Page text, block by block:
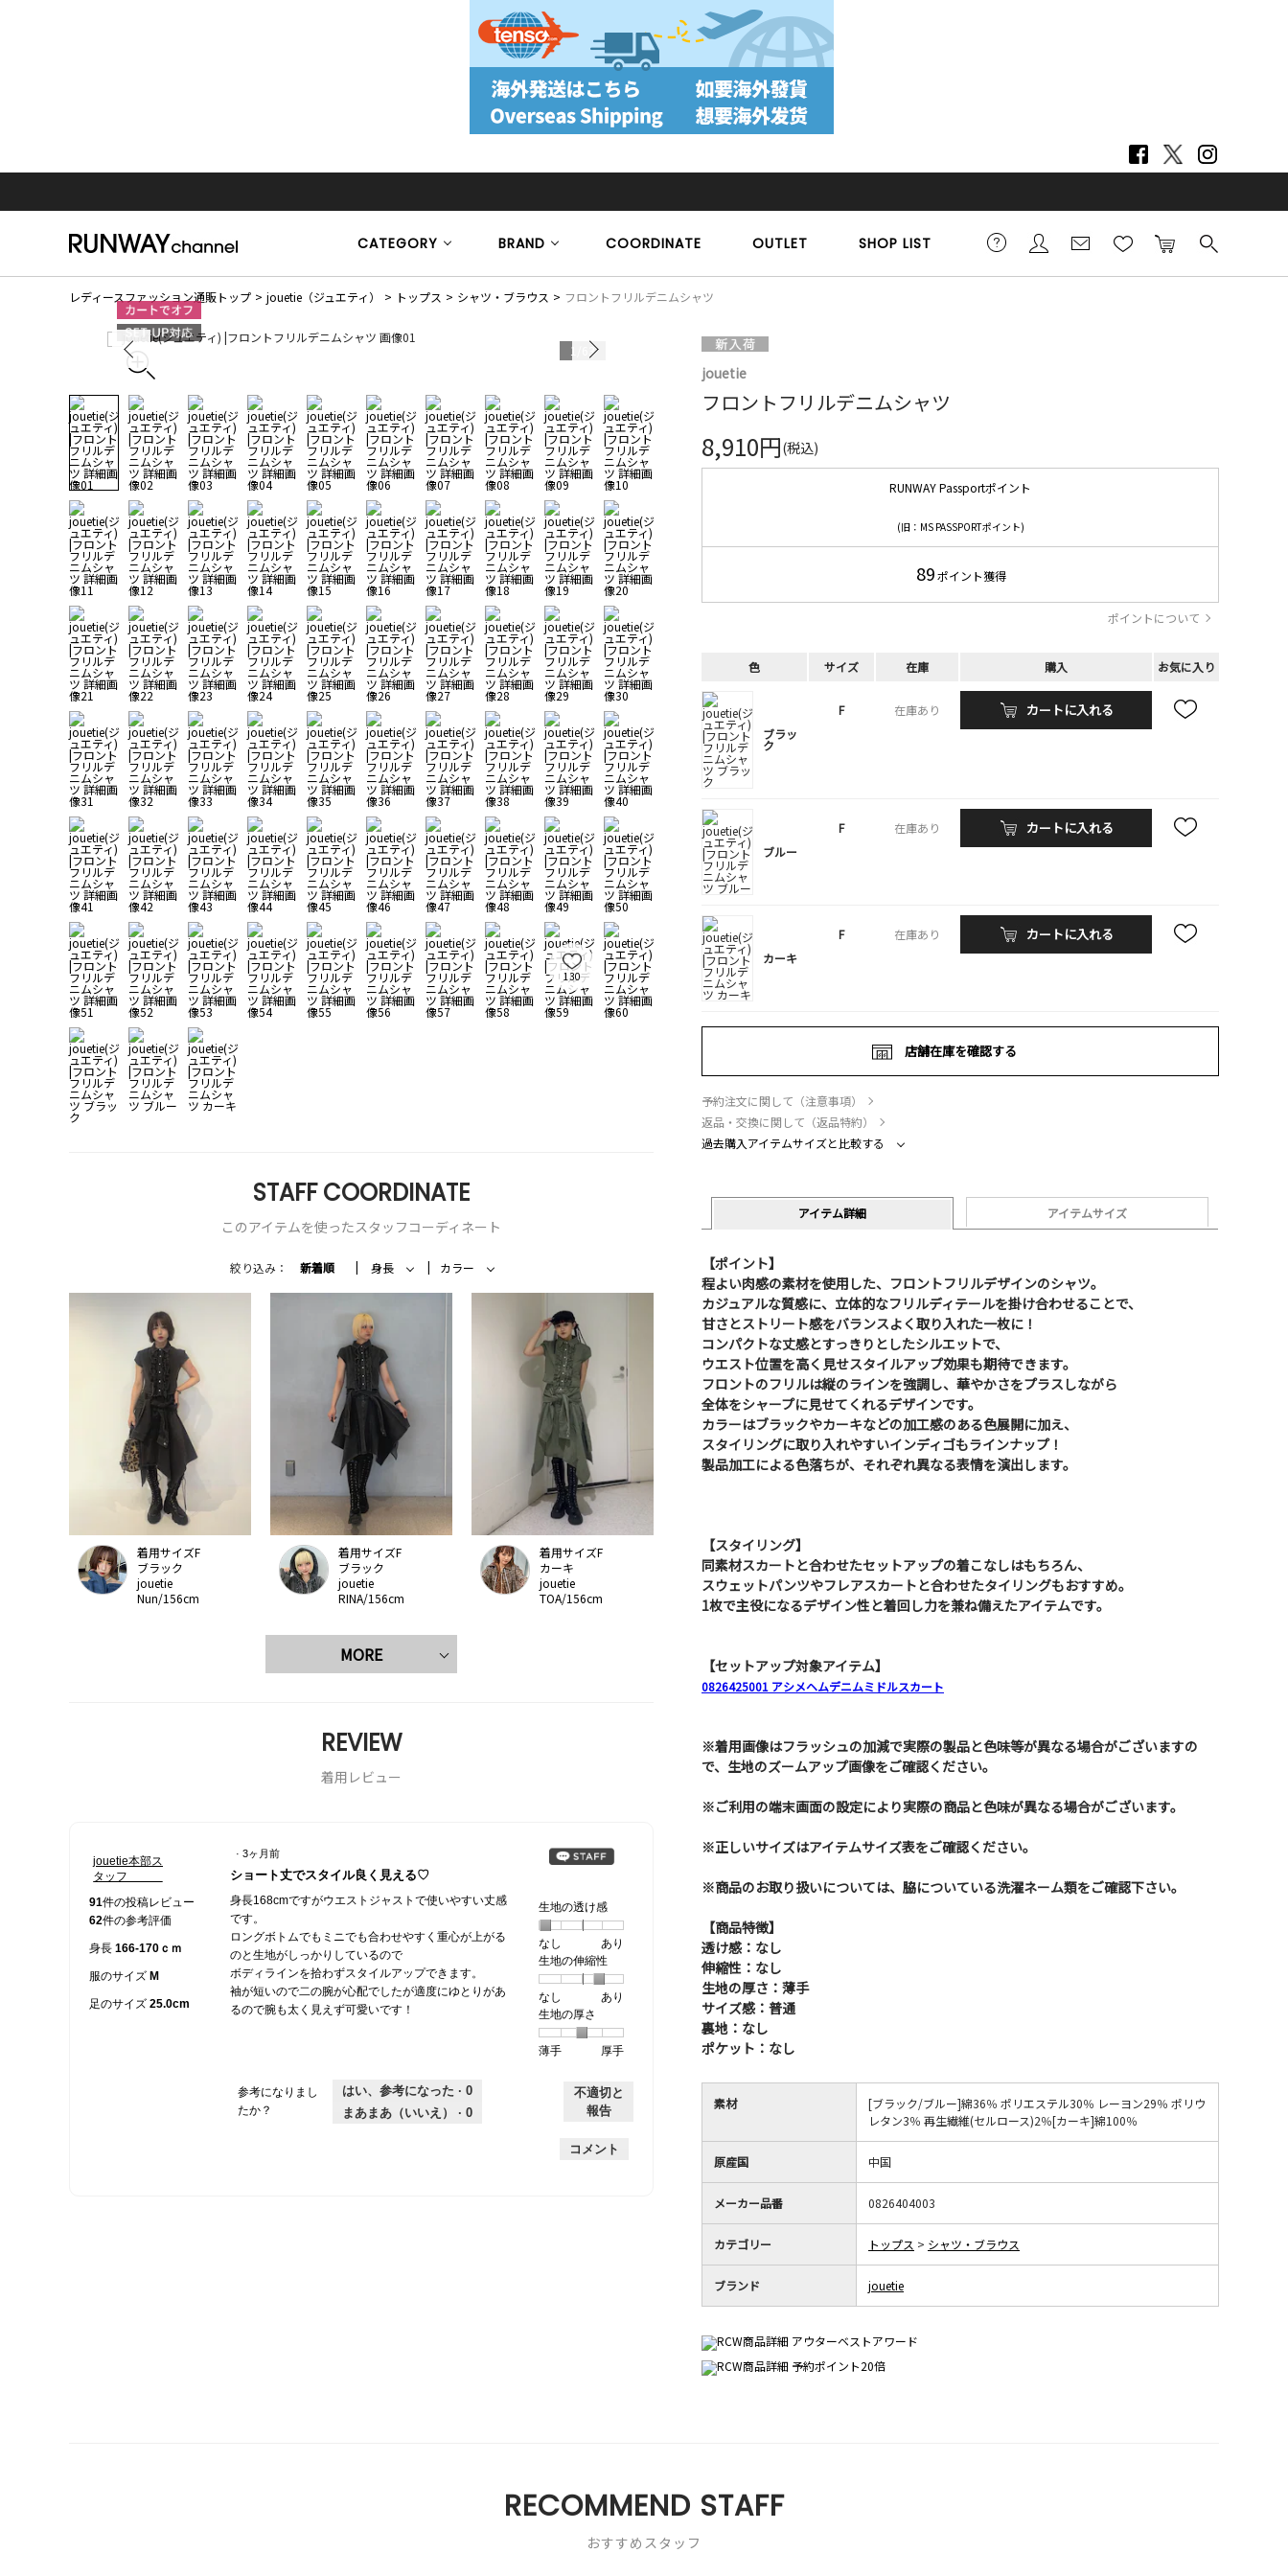
CATEGORY BRAND COORDINATE OUTLET SHOP LIST
レディースファッション通販トップ jouetie（ジュエティ） トップス シャツ・ブラウス フロントフリルデニムシャツ
130
1 63
STAFF COORDINATE
このアイテムを使ったスタッフコーディネート
絞り込み： 新着順 身長 カラー
着用サイズF
ブラック
jouetie
Nun/156cm
着用サイズF
ブラック
jouetie
RINA/156cm
着用サイズF
カーキ
jouetie
TOA/156cm
MORE
REVIEW
着用レビュー
jouetie本部ス
タッフ
91件の投稿レビュー
62件の参考評価
身長 166-170ｃｍ
服のサイズ M
足のサイズ 25.0cm
5
／
5
個
で
す。
· 3ヶ月前
ショート丈でスタイル良く見える♡
身長168cmですがウエストジャストで使いやすい丈感
です。
ロングボトムでもミニでも合わせやすく重心が上がる
のと生地がしっかりしているので
ボディラインを拾わずスタイルアップできます。
袖が短いので二の腕が心配でしたが適度にゆとりがあ
るので腕も太く見えず可愛いです！
生地の透け感
なし
1
個
な
し
あり
の
評
は
あ
地
の
け
感,
的
な
価
生地の伸縮性
なし
1
個
し
あり
の
評
あ
り
地
の
性,
平
的
生地の厚さ
薄手
個
は
手
厚手
評
価
厚
の
厚
平
参考になりまし
たか？
はい、参考になった · 0
まあまあ（いいえ） · 0
不適切と
報告
コメント
jouetie
フロントフリルデニムシャツ
8,910円(税込)
RUNWAY Passportポイント
(旧：MS PASSPORTポイント)
89ポイント獲得
ポイントについて
色 サイズ 在庫 購入 お気に入り
ブラッ
ク
F 在庫あり カートに入れる
ブルー
F 在庫あり カートに入れる
カーキ
F 在庫あり カートに入れる
店舗在庫を確認する
予約注文に関して（注意事項）
返品・交換に関して（返品特約）
過去購入アイテムサイズと比較する
アイテム詳細 アイテムサイズ
【ポイント】
程よい肉感の素材を使用した、フロントフリルデザインのシャツ。
カジュアルな質感に、立体的なフリルディテールを掛け合わせることで、
甘さとストリート感をバランスよく取り入れた一枚に！
コンパクトな丈感とすっきりとしたシルエットで、
ウエスト位置を高く見せスタイルアップ効果も期待できます。
フロントのフリルは縦のラインを強調し、華やかさをプラスしながら
全体をシャープに見せてくれるデザインです。
カラーはブラックやカーキなどの加工感のある色展開に加え、
スタイリングに取り入れやすいインディゴもラインナップ！
製品加工による色落ちが、それぞれ異なる表情を演出します。
【スタイリング】
同素材スカートと合わせたセットアップの着こなしはもちろん、
スウェットパンツやフレアスカートと合わせたタイリングもおすすめ。
1枚で主役になるデザイン性と着回し力を兼ね備えたアイテムです。
【セットアップ対象アイテム】
0826425001 アシメヘムデニムミドルスカート
※着用画像はフラッシュの加減で実際の製品と色味等が異なる場合がございますの
で、生地のズームアップ画像をご確認ください。
※ご利用の端末画面の設定により実際の商品と色味が異なる場合がございます。
※正しいサイズはアイテムサイズ表をご確認ください。
※商品のお取り扱いについては、脇についている洗濯ネーム類をご確認下さい。
【商品特徴】
透け感：なし
伸縮性：なし
生地の厚さ：薄手
サイズ感：普通
裏地：なし
ポケット：なし
素材
[ブラック/ブルー]綿36％ ポリエステル30％ レーヨン29％ ポリウ
レタン3％ 再生繊維(セルロース)2％[カーキ]綿100％
原産国 中国
メーカー品番 0826404003
カテゴリー トップス > シャツ・ブラウス
ブランド jouetie
RECOMMEND STAFF
おすすめスタッフ